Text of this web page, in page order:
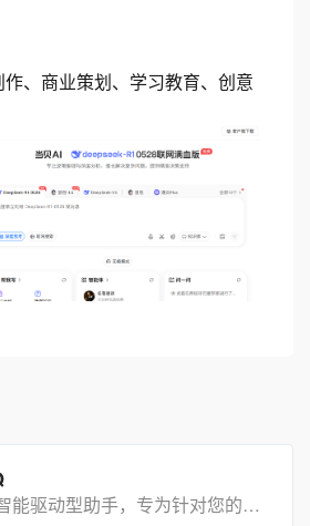
、商业策划、学习教育、创意
生成式人工智能驱动型助手，专为针对您的业务定制的工作而设计